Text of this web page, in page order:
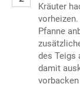
Kräuter
Pfanne
des Teigs
damit